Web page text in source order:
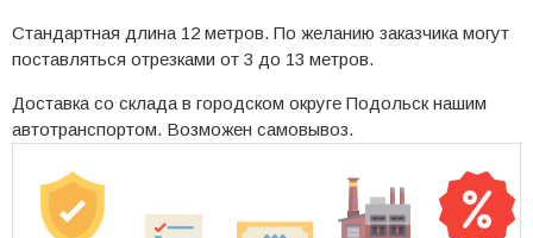
Стандартная длина 12 метров. По желанию заказчика могут
поставляться отрезками от 3 до 13 метров.
Доставка со склада в городском округе Подольск нашим
автотранспортом. Возможен самовывоз.